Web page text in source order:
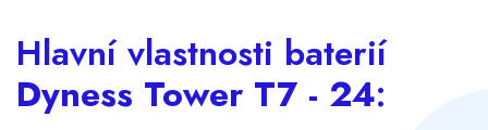
Hlavní vlastnosti baterií
Dyness Tower T7 - 24: